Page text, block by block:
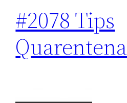
#2078 Tips
Quarentena